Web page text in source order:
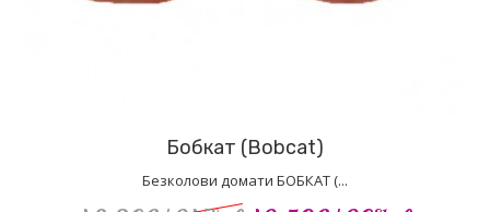
Бобкат (Bobcat)
Безколови домати БОБКАТ (...